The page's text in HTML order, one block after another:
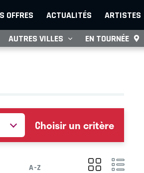
OFFRES ACTUALITÉS ARTISTES
AUTRES VILLES EN TOURNÉE
Choisir un critère
A-Z